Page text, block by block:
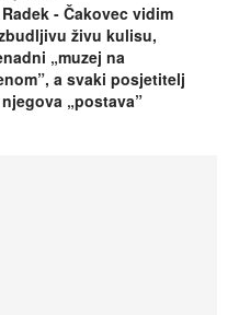
- Čakovec vidim
živu kulisu,
„muzej na
a svaki posjetitelj
„postava”